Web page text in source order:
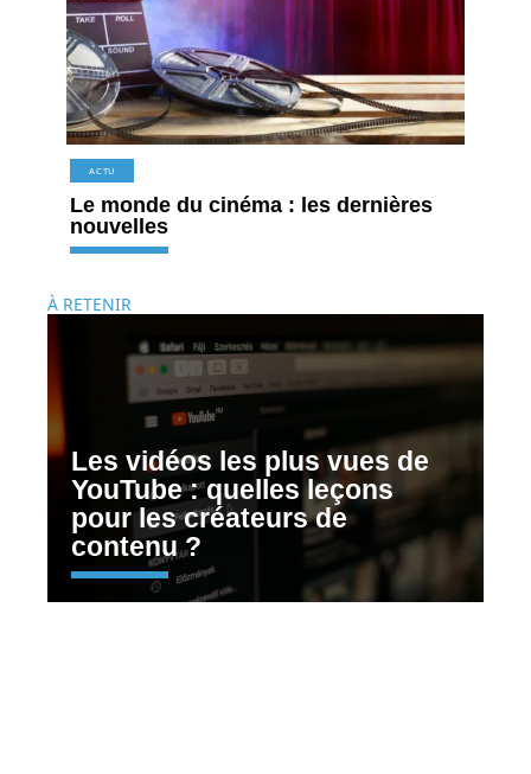
ACTU
Le monde du cinéma : les dernières
nouvelles
À RETENIR
Les vidéos les plus vues de
YouTube : quelles leçons
pour les créateurs de
contenu ?